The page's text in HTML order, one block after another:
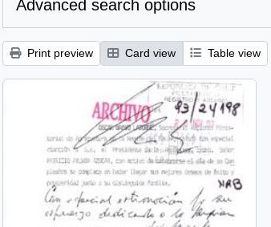
Advanced search options
Print preview Card view Table view